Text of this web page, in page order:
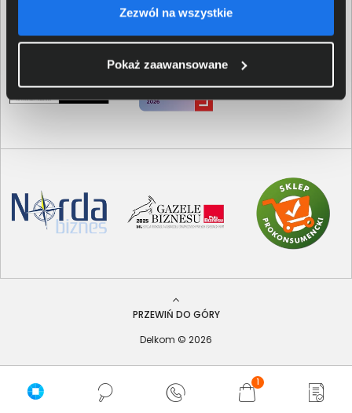
Zezwól na wszystkie
Pokaż zaawansowane
1
PRZEWIŃ DO GÓRY
Delkom © 2026